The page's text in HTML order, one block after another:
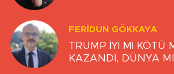
FERIDUN GÖKKAYA
TRUMP İYİ Mİ KÖTÜ
KAZANDI, DÜNYA